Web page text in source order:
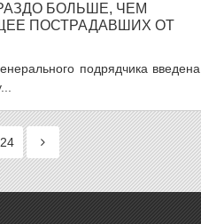
БОЛЬШЕ, ЧЕМ
ПОСТРАДАВШИХ ОТ
подрядчика введена
24